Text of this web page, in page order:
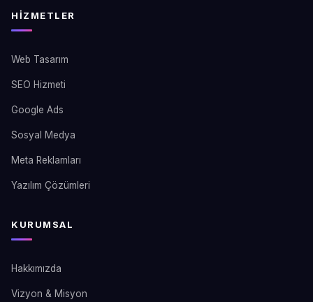
HIZMETLER
Web Tasarım
SEO Hizmeti
Google Ads
Sosyal Medya
Meta Reklamları
Yazılım Çözümleri
KURUMSAL
Hakkımızda
Vizyon & Misyon